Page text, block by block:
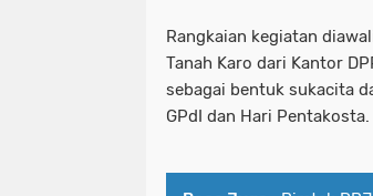
Rangkaian kegiatan
Tanah Karo dari Kantor
sebagai bentuk sukacita
GPdI dan Hari Pentakosta.